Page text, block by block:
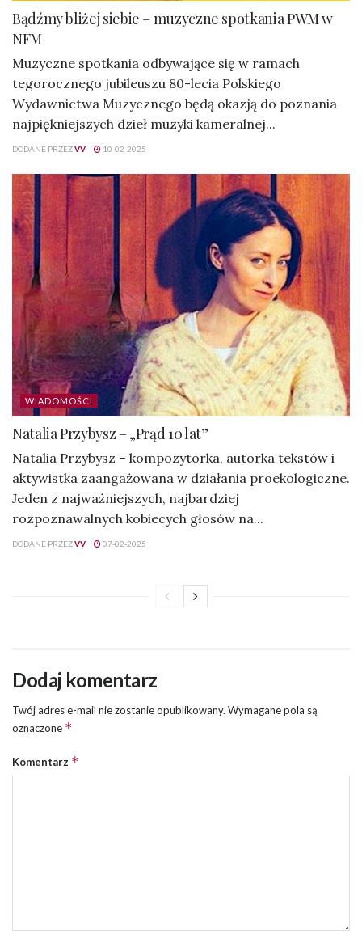
Bądźmy bliżej siebie – muzyczne spotkania PWM w
NFM
Muzyczne spotkania odbywające się w ramach
tegorocznego jubileuszu 80-lecia Polskiego
Wydawnictwa Muzycznego będą okazją do poznania
najpiękniejszych dzieł muzyki kameralnej...
DODANE PRZEZVV 10-02-2025
WIADOMOŚCI
Natalia Przybysz – „Prąd 10 lat”
Natalia Przybysz – kompozytorka, autorka tekstów i
aktywistka zaangażowana w działania proekologiczne.
Jeden z najważniejszych, najbardziej
rozpoznawalnych kobiecych głosów na...
DODANE PRZEZVV 07-02-2025
Dodaj komentarz
Twój adres e-mail nie zostanie opublikowany. Wymagane pola są
oznaczone *
Komentarz *